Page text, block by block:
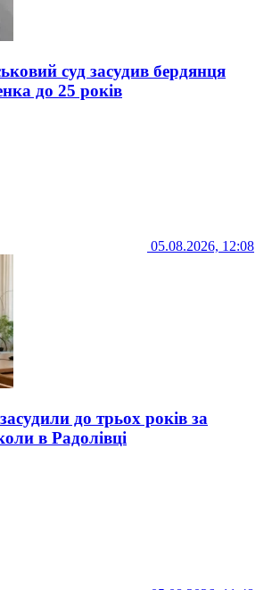
суд засудив бердянця
до 25 років
05.08.2026, 12:08
до трьох років за
в Радолівці